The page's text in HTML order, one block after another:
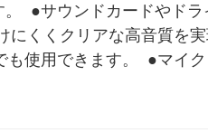
●サウンドカードやド
くくクリアな高音質を
使用できます。  ●マイ